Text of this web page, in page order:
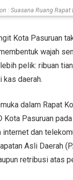
: Suasana Ruang
Kota Pasuruan
wajah
pelik: ribuan
kas daerah.
dalam Rapat
Kota Pasuruan
internet dan
Asli Daerah
retribusi atas